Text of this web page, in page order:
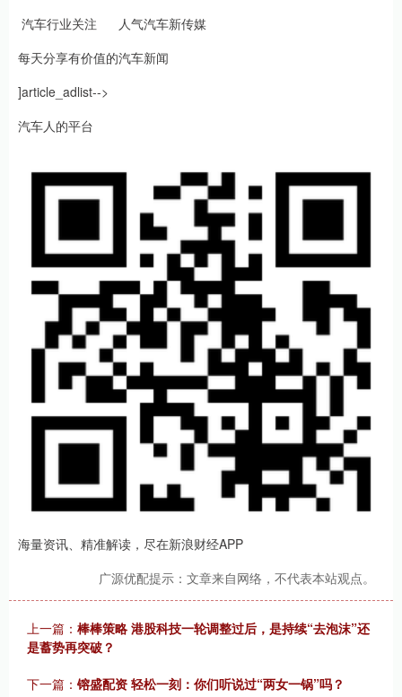
汽车行业关注 人气汽车新传媒
每天分享有价值的汽车新闻
]article_adlist-->
汽车人的平台
海量资讯、精准解读，尽在新浪财经APP
广源优配提示：文章来自网络，不代表本站观点。
上一篇： 棒棒策略 港股科技一轮调整过后，是持续“去泡沫”还
是蓄势再突破？
下一篇： 镕盛配资 轻松一刻：你们听说过“两女一锅”吗？